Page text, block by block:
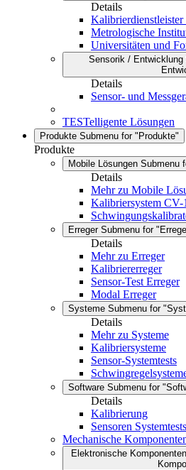
Details
Metrologische
Universitäten und
Sensorik / Entwicklung
Details
Sensor- und
TESTelligente Lösungen
Produkte Submenu for "Produkte"
Produkte
Mobile Lösungen Submenu
Details
Mehr zu Mobile
Kalibriersystem CV-
Erreger Submenu for
Details
Mehr zu Erreger
Kalibriererreger
Sensor-Test Erreger
Modal Erreger
Systeme Submenu for
Details
Mehr zu Systeme
Kalibriersysteme
Sensor-Systemtests
Software Submenu for
Details
Kalibrierung
Sensoren Systemtests
Mechanische
Elektronische Komponenten